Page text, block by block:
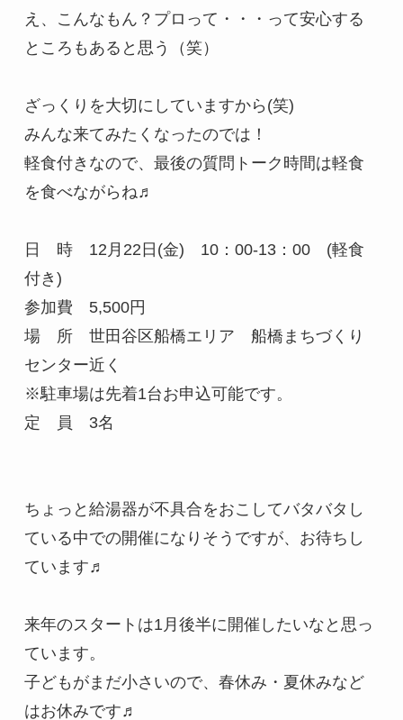
え、こんなもん？プロって・・・って安心する
ところもあると思う（笑）
ざっくりを大切にしていますから(笑)
みんな来てみたくなったのでは！
軽食付きなので、最後の質問トーク時間は軽食
を食べながらね♬
日　時　12月22日(金)　10：00-13：00　(軽食
付き)
参加費　5,500円
場　所　世田谷区船橋エリア　船橋まちづくり
センター近く
※駐車場は先着1台お申込可能です。
定　員　3名
ちょっと給湯器が不具合をおこしてバタバタし
ている中での開催になりそうですが、お待ちし
ています♬
来年のスタートは1月後半に開催したいなと思っ
ています。
子どもがまだ小さいので、春休み・夏休みなど